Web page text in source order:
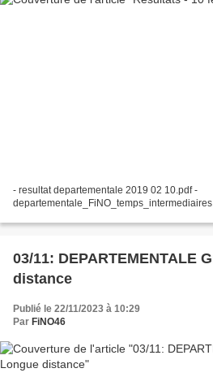
- resultat departementale 2019 02 10.pdf -
03/11: DEPARTEMENTALE
distance
Publié le 22/11/2023 à 10:29
Par FiNO46